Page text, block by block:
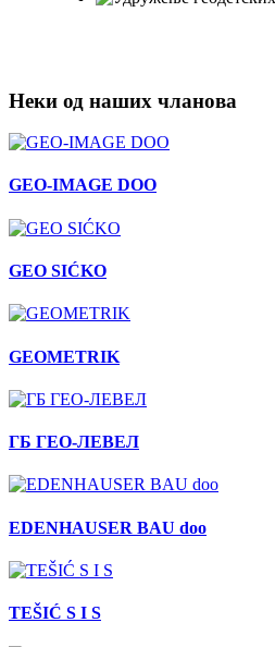
Неки од наших чланова
GEO-IMAGE DOO
GEO SIĆKO
GEOMETRIK
ГБ ГЕО-ЛЕВЕЛ
EDENHAUSER BAU doo
TEŠIĆ S I S